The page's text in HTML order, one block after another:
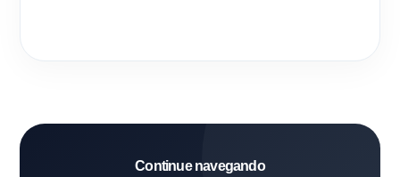
Continue navegando